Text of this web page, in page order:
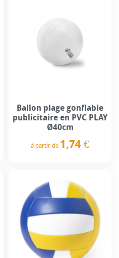
Ballon plage gonflable
publicitaire en PVC PLAY
Ø40cm
à partir de 1,74 €